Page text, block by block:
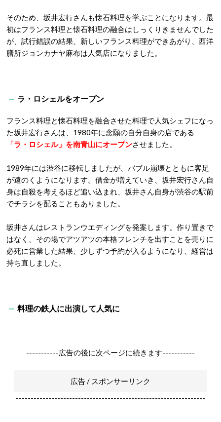
そのため、坂井宏行さんも懐石料理を学ぶことになります。最
初はフランス料理と懐石料理の融合はしっくりきませんでした
が、試行錯誤の結果、新しいフランス料理ができあがり、西洋
膳所ジョンカナヤ麻布は人気店になりました。
ラ・ロシェルをオープン
フランス料理と懐石料理を融合させた料理で人気シェフになっ
た坂井宏行さんは、1980年に念願の自分自身の店である
「ラ・ロシェル」を南青山にオープンさせました。
1989年には渋谷に移転しましたが、バブル崩壊とともに客足
が遠のくようになります。借金が増えていき、坂井宏行さん自
身は自殺を考えるほど追い込まれ、坂井さん自身が渋谷の駅前
でチラシを配ることもありました。
坂井さんはレストランウエディングを発案します。作り置きで
はなく、その場でアツアツの本格フレンチを出すことを売りに
必死に営業した結果、少しずつ予約が入るようになり、経営は
持ち直しました。
料理の鉄人に出演して人気に
-----------広告の後に次ページに続きます-----------
広告 / スポンサーリンク
----------------------------------------------------------------